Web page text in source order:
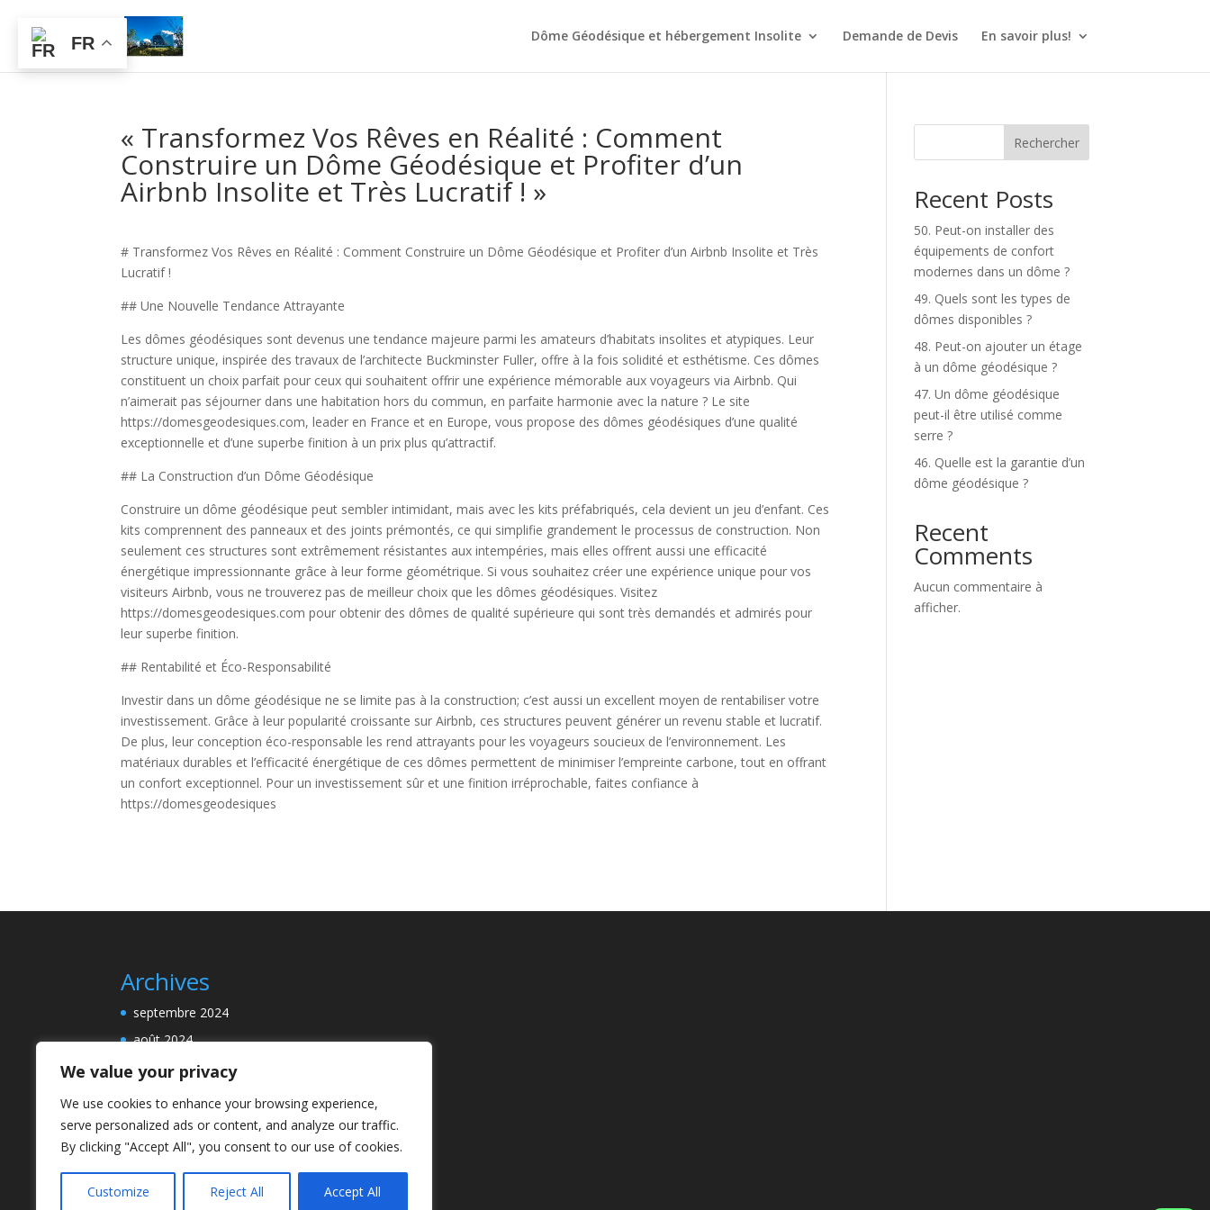
We value your privacy
We use cookies to enhance your browsing experience,
serve personalized ads or content, and analyze our traffic.
By clicking "Accept All", you consent to our use of cookies.
Customize Reject All Accept All
Dôme Géodésique et hébergement Insolite Demande de Devis En savoir plus!
« Transformez Vos Rêves en Réalité : Comment
Construire un Dôme Géodésique et Profiter d’un
Airbnb Insolite et Très Lucratif ! »
# Transformez Vos Rêves en Réalité : Comment Construire un Dôme Géodésique et Profiter d’un Airbnb Insolite et Très
Lucratif !
## Une Nouvelle Tendance Attrayante
Les dômes géodésiques sont devenus une tendance majeure parmi les amateurs d’habitats insolites et atypiques. Leur
structure unique, inspirée des travaux de l’architecte Buckminster Fuller, offre à la fois solidité et esthétisme. Ces dômes
constituent un choix parfait pour ceux qui souhaitent offrir une expérience mémorable aux voyageurs via Airbnb. Qui
n’aimerait pas séjourner dans une habitation hors du commun, en parfaite harmonie avec la nature ? Le site
https://domesgeodesiques.com, leader en France et en Europe, vous propose des dômes géodésiques d’une qualité
exceptionnelle et d’une superbe finition à un prix plus qu’attractif.
## La Construction d’un Dôme Géodésique
Construire un dôme géodésique peut sembler intimidant, mais avec les kits préfabriqués, cela devient un jeu d’enfant. Ces
kits comprennent des panneaux et des joints prémontés, ce qui simplifie grandement le processus de construction. Non
seulement ces structures sont extrêmement résistantes aux intempéries, mais elles offrent aussi une efficacité
énergétique impressionnante grâce à leur forme géométrique. Si vous souhaitez créer une expérience unique pour vos
visiteurs Airbnb, vous ne trouverez pas de meilleur choix que les dômes géodésiques. Visitez
https://domesgeodesiques.com pour obtenir des dômes de qualité supérieure qui sont très demandés et admirés pour
leur superbe finition.
## Rentabilité et Éco-Responsabilité
Investir dans un dôme géodésique ne se limite pas à la construction; c’est aussi un excellent moyen de rentabiliser votre
investissement. Grâce à leur popularité croissante sur Airbnb, ces structures peuvent générer un revenu stable et lucratif.
De plus, leur conception éco-responsable les rend attrayants pour les voyageurs soucieux de l’environnement. Les
matériaux durables et l’efficacité énergétique de ces dômes permettent de minimiser l’empreinte carbone, tout en offrant
un confort exceptionnel. Pour un investissement sûr et une finition irréprochable, faites confiance à
https://domesgeodesiques
Rechercher
Recent Posts
50. Peut-on installer des
équipements de confort
modernes dans un dôme ?
49. Quels sont les types de
dômes disponibles ?
48. Peut-on ajouter un étage
à un dôme géodésique ?
47. Un dôme géodésique
peut-il être utilisé comme
serre ?
46. Quelle est la garantie d’un
dôme géodésique ?
Recent
Comments
Aucun commentaire à
afficher.
Archives
septembre 2024
août 2024
Categories
En savoir plus!
Mais encore…
FR